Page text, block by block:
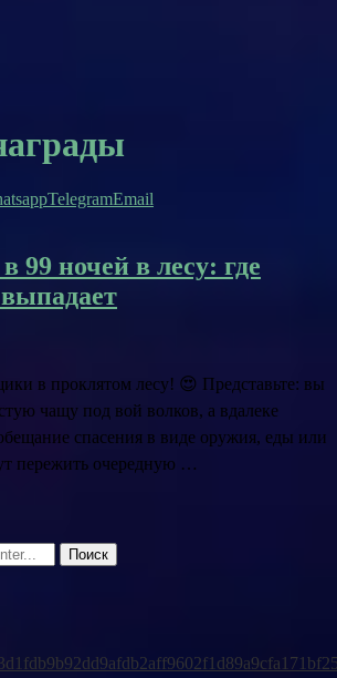
TelegramEmail
99 ночей в лесу: где
в проклятом лесу! 😍 Представьте: вы
чащу под вой волков, а вдалеке
спасения в виде оружия, еды или
пережить очередную …
Поиск